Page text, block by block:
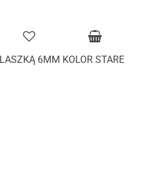
6MM KOLOR STARE